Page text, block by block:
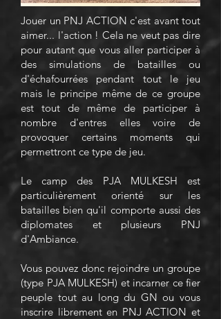
Jouer un PNJ ACTION c'est avant tout
aimer... l'action ! Cela ne veut pas dire
pour autant que vous aller participer à
des simulations de batailles ou
d'échafourrées pendant tout le jeu
mais le principe même de ce groupe
est tout de même de participer à
nombre d'entres elles voire de
provoquer certains moments qui
permettront ce type de jeu.
Le camp des PJA MULKESH est
particulièrement orienté sur les
batailles bien qu'il comporte aussi des
diplomates et plusieurs PNJ
d'Ambiance.
Vous pouvez donc rejoindre un groupe
(type PJA MULKESH) et incarner ce fier
peuple tout au long du GN ou vous
inscrire librement en PNJ ACTION et